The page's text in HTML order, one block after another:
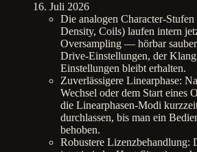
16. Juli 2026
Die analogen Character-Stufen
Density, Coils) laufen intern
Oversampling — hörbar
Drive-Einstellungen, der Klang
Einstellungen bleibt erhalten.
Zuverlässigere Linearphase:
Wechsel oder dem Start eines
die Linearphasen-Modi
durchlassen, bis man ein
behoben.
Robustere